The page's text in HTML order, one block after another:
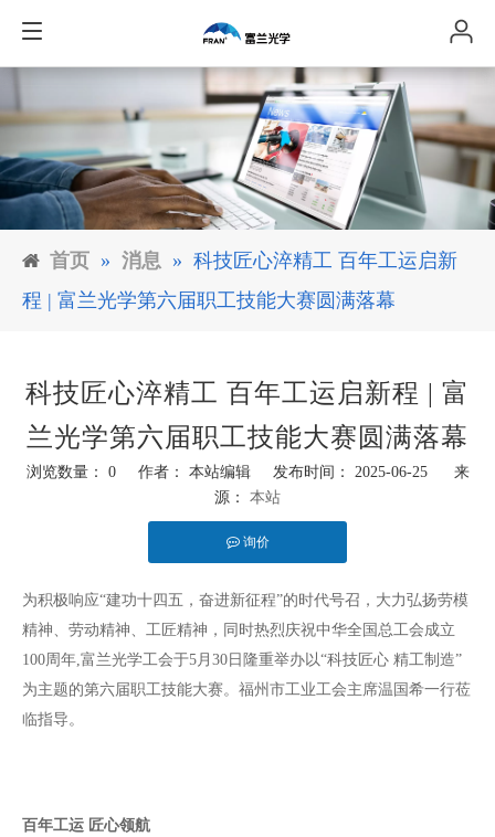
首页 » 消息 » 科技匠心淬精工 百年工运启新
程 | 富兰光学第六届职工技能大赛圆满落幕
科技匠心淬精工 百年工运启新程 | 富
兰光学第六届职工技能大赛圆满落幕
浏览数量： 0作者： 本站编辑 发布时间： 2025-06-25 来
源： 本站
询价
为积极响应“建功十四五，奋进新征程”的时代号召，大力弘扬劳模
精神、劳动精神、工匠精神，同时热烈庆祝中华全国总工会成立
100周年,富兰光学工会于5月30日隆重举办以“科技匠心 精工制造”
为主题的第六届职工技能大赛。福州市工业工会主席温国希一行莅
临指导。
百年工运 匠心领航